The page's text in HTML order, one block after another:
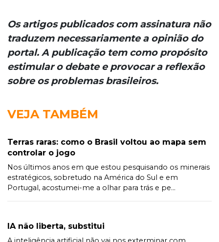
Os artigos publicados com assinatura não
traduzem necessariamente a opinião do
portal. A publicação tem como propósito
estimular o debate e provocar a reflexão
sobre os problemas brasileiros.
VEJA TAMBÉM
Terras raras: como o Brasil voltou ao mapa sem
controlar o jogo
Nos últimos anos em que estou pesquisando os minerais
estratégicos, sobretudo na América do Sul e em
Portugal, acostumei-me a olhar para trás e pe...
IA não liberta, substitui